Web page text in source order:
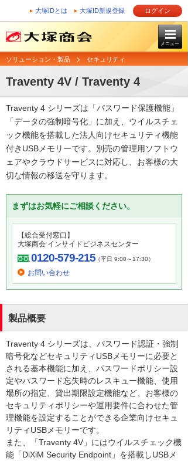
大塚IDとは 大塚ID新規登録 ログイン
メニュー
ソリューション・製品 セキュリティ
Traventy 4V / Traventy 4
Traventy 4 シリーズは「パスワード保護機能」
「データの強制暗号化」に加え、ウイルスチェ
ック機能を搭載した法人向けセキュリティ機能
付きUSBメモリーです。別売の管理用ソフトウ
ェアやクラウドサービスに対応し、お客様の大
切な情報の移送を守ります。
まずはお気軽にご相談ください。
【総合受付窓口】
大塚商会 インサイドビジネスセンター
0120-579-215（平日 9:00～17:30）
お問い合わせ
製品概要
Traventy 4 シリーズは、パスワード認証・強制
暗号化などセキュリティUSBメモリーに必要と
される基本機能に加え、パスワードポリシー設
定やパスワード忘失時のレスキュー機能、使用
場所の指定、貸出期限設定機能など、お客様の
セキュリティポリシーや運用要件に合わせた管
理機能を設定することができる企業向けセキュ
リティUSBメモリーです。
また、「Traventy 4V」にはウイルスチェック機
能「DiXiM Security Endpoint」を搭載しUSBメ